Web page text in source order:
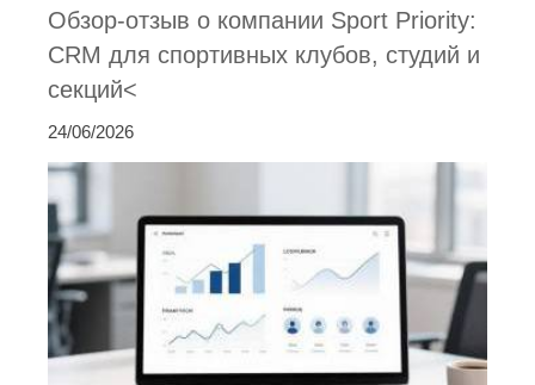
Обзор-отзыв о компании Sport Priority:
CRM для спортивных клубов, студий и
секций<
24/06/2026